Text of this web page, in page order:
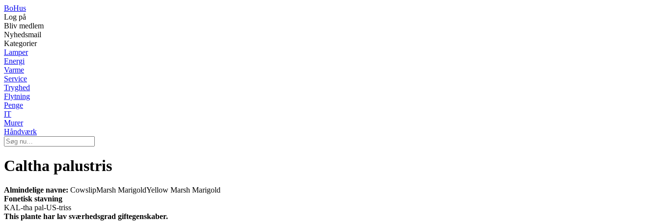
BoHus
Log på
Bliv medlem
Nyhedsmail
Kategorier
Lamper
Energi
Varme
Service
Tryghed
Flytning
Penge
IT
Murer
Håndværk
Caltha palustris
Almindelige navne: CowslipMarsh MarigoldYellow Marsh Marigold
Fonetisk stavning
KAL-tha pal-US-triss
This plante har lav sværhedsgrad giftegenskaber.